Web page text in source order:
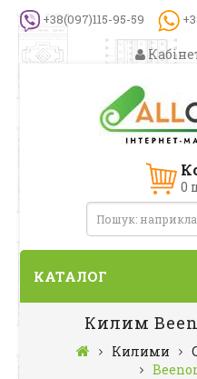
+38(097)115-95-59
0
КАТАЛОГ
Килим
Килими